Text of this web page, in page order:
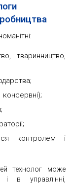
тваринництво,
контролем і
технолог може
в управлінні,